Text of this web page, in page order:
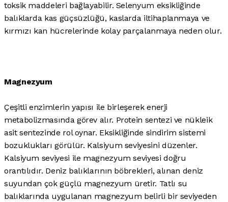
toksik maddeleri bağlayabilir. Selenyum eksikliğinde
balıklarda kas güçsüzlüğü, kaslarda iltihaplanmaya ve
kırmızı kan hücrelerinde kolay parçalanmaya neden olur.
Magnezyum
Çeşitli enzimlerin yapısı ile birleşerek enerji
metabolizmasında görev alır. Protein sentezi ve nükleik
asit sentezinde rol oynar. Eksikliğinde sindirim sistemi
bozuklukları görülür. Kalsiyum seviyesini düzenler.
Kalsiyum seviyesi ile magnezyum seviyesi doğru
orantılıdır. Deniz balıklarının böbrekleri, alınan deniz
suyundan çok güçlü magnezyum üretir. Tatlı su
balıklarında uygulanan magnezyum belirli bir seviyeden